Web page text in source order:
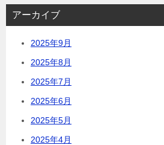
アーカイブ
2025年9月
2025年8月
2025年7月
2025年6月
2025年5月
2025年4月